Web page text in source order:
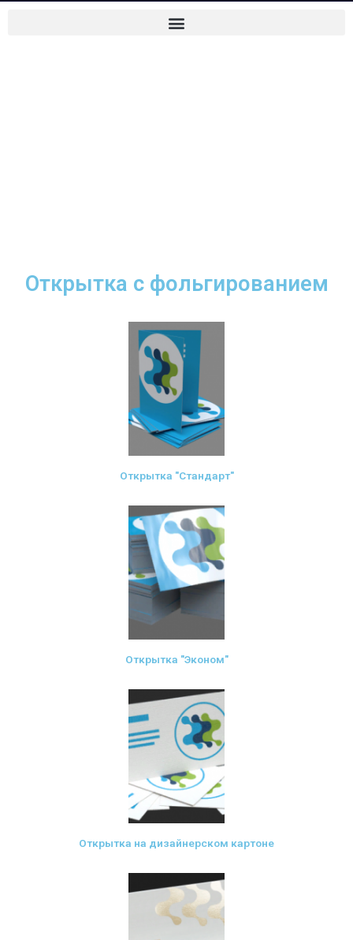
Открытка с фольгированием
Открытка "Стандарт"
Открытка "Эконом"
Открытка на дизайнерском картоне